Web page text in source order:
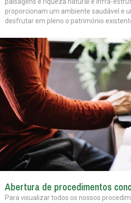
proporcionam um ambiente saudável e
desfrutar em pleno o património
Abertura de procedimentos
Para visualizar todos os nossos